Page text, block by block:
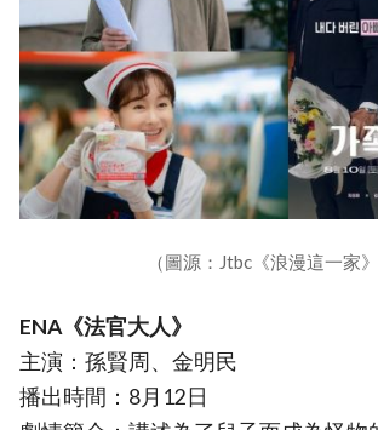
（圖源：Jtbc《浪漫這一家》
ENA《法官大人》
主演：孫賢周、金明民
播出時間：8月12日